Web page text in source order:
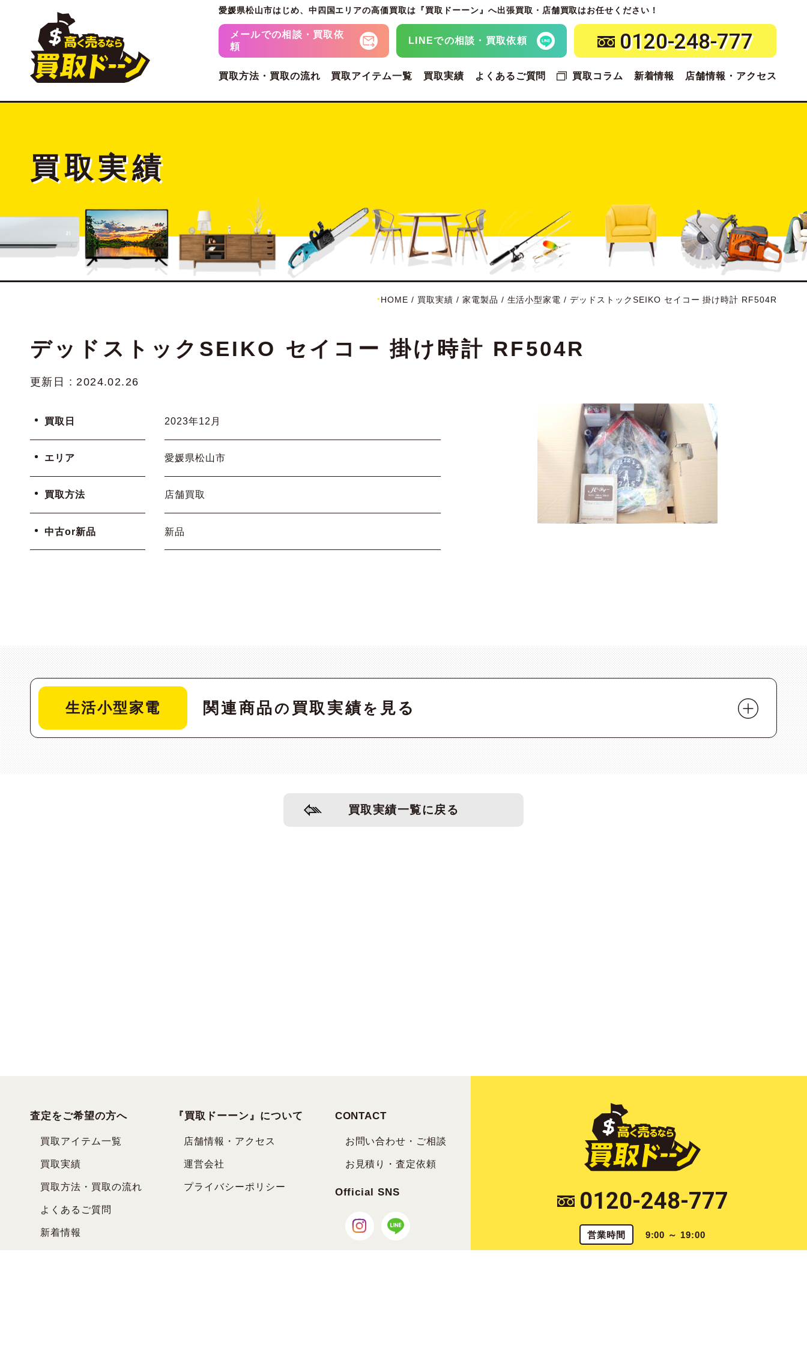
愛媛県松山市はじめ、 中四国エリアの高価買取は『買取ドーーン』へ出張買取・店舗買取はお任せください！
メールでの相談・買取依
頼
LINEでの相談・買取依頼 0120-248-777
買取方法・買取の流れ 買取アイテム一覧 買取実績 よくあるご質問 買取コラム 新着情報 店舗情報・アクセス
買取実績
HOME / 買取実績 / 家電製品 / 生活小型家電 /デッドストックSEIKO セイコー 掛け時計 RF504R
デッドストックSEIKO セイコー 掛け時計 RF504R
更新日 : 2024.02.26
買取日 2023年12月
エリア 愛媛県松山市
買取方法 店舗買取
中古or新品 新品
生活小型家電 関連商品の 買取実績を 見る
買取実績一覧に戻る
査定をご希望の方へ
買取アイテム一覧
買取実績
買取方法・買取の流れ
よくあるご質問
新着情報
『買取ドーーン』について
店舗情報・アクセス
運営会社
プライバシーポリシー
CONTACT
お問い合わせ・ご相談
お見積り・査定依頼
Official SNS 0120-248-777
営業時間 9:00 ～ 19:00